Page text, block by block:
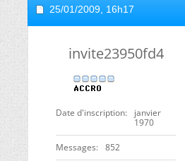
25/01/2009, 16h17
invite23950fd4
Date d'inscription
janvier
1970
Messages 852